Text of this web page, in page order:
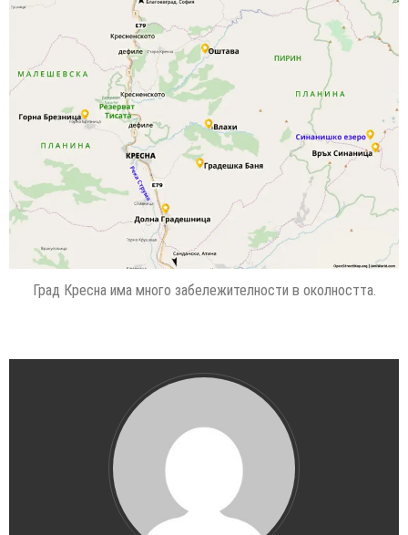
Град Кресна има много забележителности в околността.